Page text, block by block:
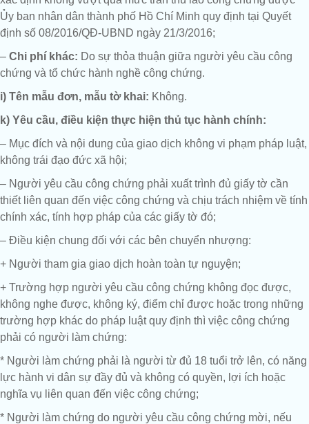
Ủy ban nhân dân thành phố Hồ Chí Minh quy định tại Quyết
định số 08/2016/QĐ-UBND ngày 21/3/2016;
– Chi phí khác: Do sự thỏa thuận giữa người yêu cầu công
chứng và tổ chức hành nghề công chứng.
i) Tên mẫu đơn, mẫu tờ khai: Không.
k) Yêu cầu, điều kiện thực hiện thủ tục hành chính:
– Mục đích và nội dung của giao dịch không vi phạm pháp luật,
không trái đạo đức xã hội;
– Người yêu cầu công chứng phải xuất trình đủ giấy tờ cần
thiết liên quan đến việc công chứng và chịu trách nhiệm về tính
chính xác, tính hợp pháp của các giấy tờ đó;
– Điều kiện chung đối với các bên chuyển nhượng:
+ Người tham gia giao dịch hoàn toàn tự nguyện;
+ Trường hợp người yêu cầu công chứng không đọc được,
không nghe được, không ký, điểm chỉ được hoặc trong những
trường hợp khác do pháp luật quy định thì việc công chứng
phải có người làm chứng:
* Người làm chứng phải là người từ đủ 18 tuổi trở lên, có năng
lực hành vi dân sự đầy đủ và không có quyền, lợi ích hoặc
nghĩa vụ liên quan đến việc công chứng;
* Người làm chứng do người yêu cầu công chứng mời, nếu